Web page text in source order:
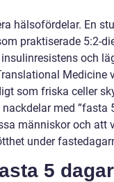
hälsofördelar. En
praktiserade 5:2-
och
Medicine
som friska celler
med ”fasta
människor och att
under
5